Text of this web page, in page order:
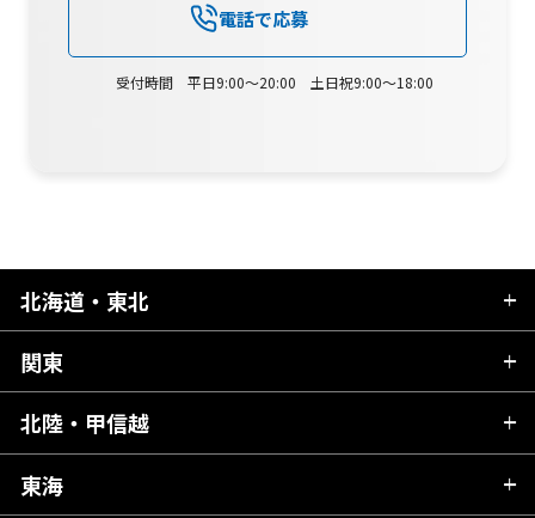
電話で応募
受付時間 平日9:00～20:00 土日祝9:00～18:00
北海道・東北
北海道
青森県
秋田県
関東
茨城県
栃木県
北陸・甲信越
新潟県
東海